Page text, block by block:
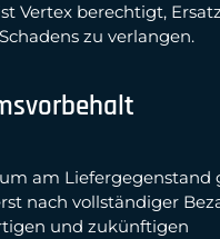
Vertex berechtigt,
zu verlangen.
am Liefergegenstand
nach vollständiger
und zukünftigen